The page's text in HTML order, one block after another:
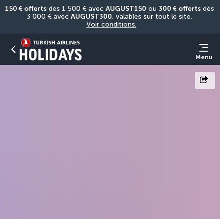
150 € offerts dès 1 500 € avec AUGUST150 ou 300 € offerts dès
3 000 € avec AUGUST300
Voir conditions.
Menu